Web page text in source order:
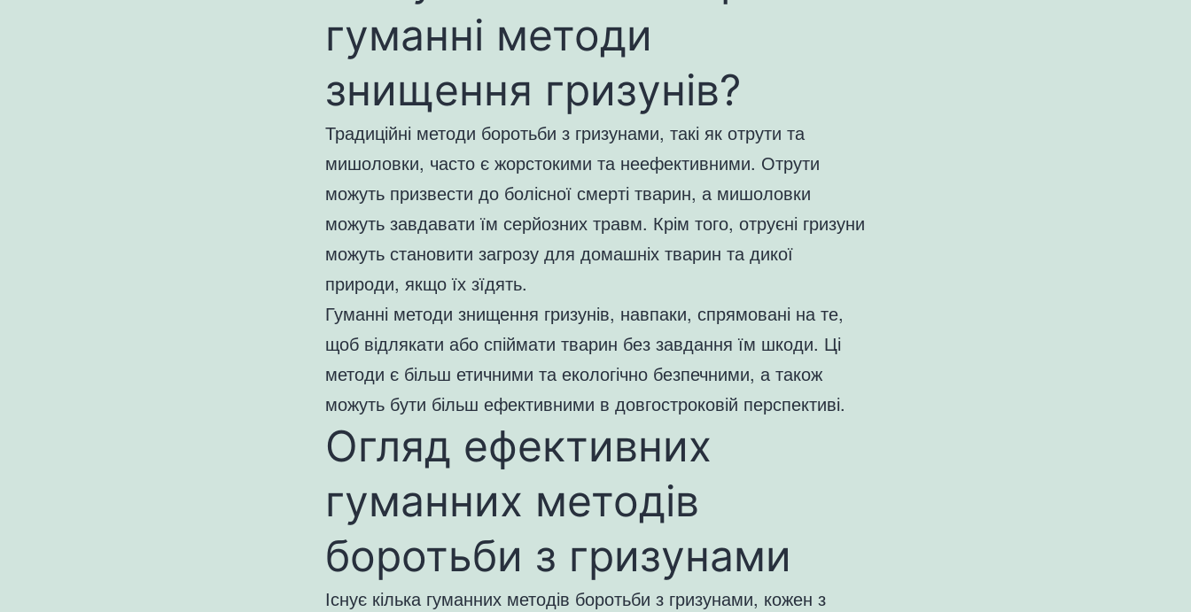
гуманні методи
знищення гризунів?
Традиційні методи боротьби з гризунами, такі як отрути та
мишоловки, часто є жорстокими та неефективними. Отрути
можуть призвести до болісної смерті тварин, а мишоловки
можуть завдавати їм серйозних травм. Крім того, отруєні гризуни
можуть становити загрозу для домашніх тварин та дикої
природи, якщо їх зїдять.
Гуманні методи знищення гризунів, навпаки, спрямовані на те,
щоб відлякати або спіймати тварин без завдання їм шкоди. Ці
методи є більш етичними та екологічно безпечними, а також
можуть бути більш ефективними в довгостроковій перспективі.
Огляд ефективних
гуманних методів
боротьби з гризунами
Існує кілька гуманних методів боротьби з гризунами, кожен з